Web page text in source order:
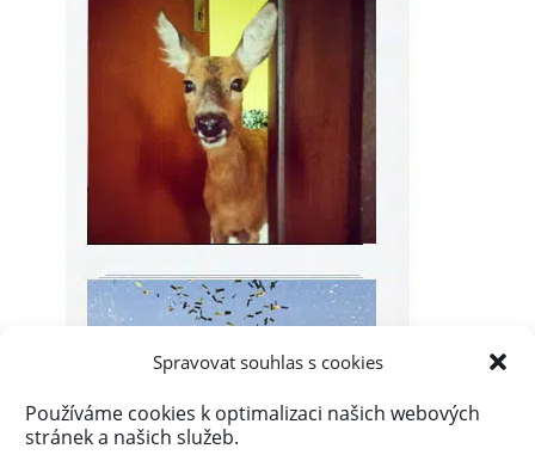
Spravovat souhlas s cookies
Používáme cookies k optimalizaci našich webových
stránek a našich služeb.